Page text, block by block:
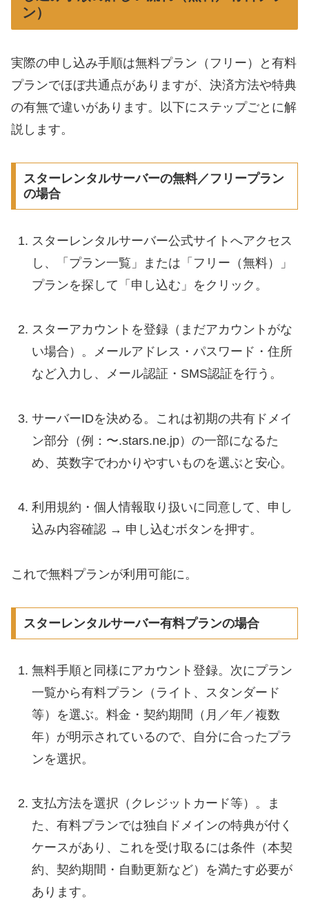
ン）
実際の申し込み手順は無料プラン（フリー）と有料
プランでほぼ共通点がありますが、決済方法や特典
の有無で違いがあります。以下にステップごとに解
説します。
スターレンタルサーバーの無料／フリープラン
の場合
スターレンタルサーバー公式サイトへアクセス
し、「プラン一覧」または「フリー（無料）」
プランを探して「申し込む」をクリック。
スターアカウントを登録（まだアカウントがな
い場合）。メールアドレス・パスワード・住所
など入力し、メール認証・SMS認証を行う。
サーバーIDを決める。これは初期の共有ドメイ
ン部分（例：〜.stars.ne.jp）の一部になるた
め、英数字でわかりやすいものを選ぶと安心。
利用規約・個人情報取り扱いに同意して、申し
込み内容確認 → 申し込むボタンを押す。
これで無料プランが利用可能に。
スターレンタルサーバー有料プランの場合
無料手順と同様にアカウント登録。次にプラン
一覧から有料プラン（ライト、スタンダード
等）を選ぶ。料金・契約期間（月／年／複数
年）が明示されているので、自分に合ったプラ
ンを選択。
支払方法を選択（クレジットカード等）。ま
た、有料プランでは独自ドメインの特典が付く
ケースがあり、これを受け取るには条件（本契
約、契約期間・自動更新など）を満たす必要が
あります。